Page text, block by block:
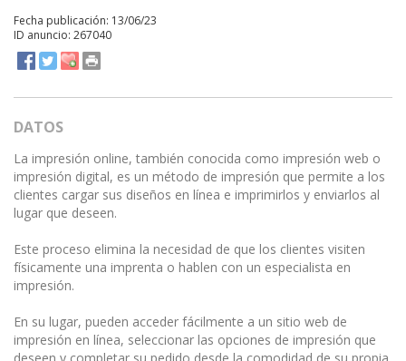
Fecha publicación: 13/06/23
ID anuncio: 267040
DATOS
La impresión online, también conocida como impresión web o
impresión digital, es un método de impresión que permite a los
clientes cargar sus diseños en línea e imprimirlos y enviarlos al
lugar que deseen.
Este proceso elimina la necesidad de que los clientes visiten
físicamente una imprenta o hablen con un especialista en
impresión.
En su lugar, pueden acceder fácilmente a un sitio web de
impresión en línea, seleccionar las opciones de impresión que